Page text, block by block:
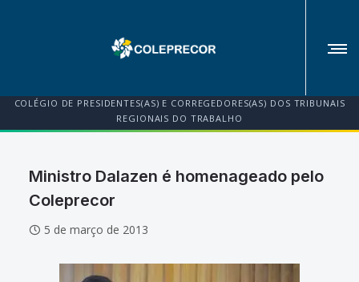
COLÉGIO DE PRESIDENTES(AS) E CORREGEDORES(AS) DOS TRIBUNAIS
REGIONAIS DO TRABALHO
Ministro Dalazen é homenageado pelo
Coleprecor
5 de março de 2013